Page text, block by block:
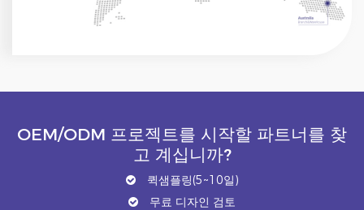
OEM/ODM 프로젝트를 시작할 파트너를 찾
고 계십니까?
퀵샘플링(5~10일)
무료 디자인 검토